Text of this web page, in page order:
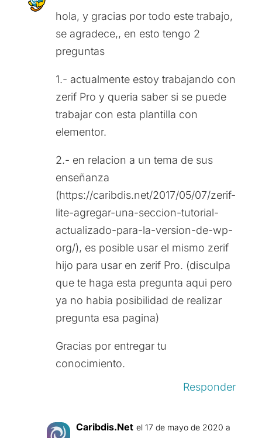
hola, y gracias por todo este trabajo,
se agradece,, en esto tengo 2
preguntas
1.- actualmente estoy trabajando con
zerif Pro y queria saber si se puede
trabajar con esta plantilla con
elementor.
2.- en relacion a un tema de sus
enseñanza
(https://caribdis.net/2017/05/07/zerif-
lite-agregar-una-seccion-tutorial-
actualizado-para-la-version-de-wp-
org/), es posible usar el mismo zerif
hijo para usar en zerif Pro. (disculpa
que te haga esta pregunta aqui pero
ya no habia posibilidad de realizar
pregunta esa pagina)
Gracias por entregar tu
conocimiento.
Responder
Caribdis.Net el 17 de mayo de 2020 a